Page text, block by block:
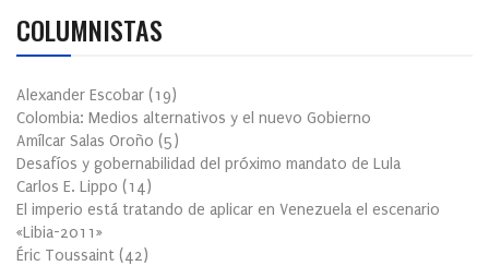
COLUMNISTAS
Alexander Escobar (19)
Colombia: Medios alternativos y el nuevo Gobierno
Amílcar Salas Oroño (5)
Desafíos y gobernabilidad del próximo mandato de Lula
Carlos E. Lippo (14)
El imperio está tratando de aplicar en Venezuela el escenario
«Libia-2011»
Éric Toussaint (42)